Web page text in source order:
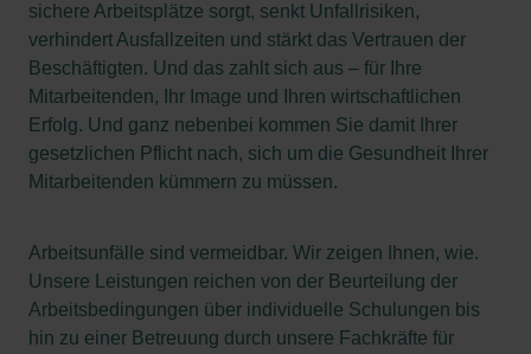
sichere Arbeitsplätze sorgt, senkt Unfallrisiken,
verhindert Ausfallzeiten und stärkt das Vertrauen der
Beschäftigten. Und das zahlt sich aus – für Ihre
Mitarbeitenden, Ihr Image und Ihren wirtschaftlichen
Erfolg. Und ganz nebenbei kommen Sie damit Ihrer
gesetzlichen Pflicht nach, sich um die Gesundheit Ihrer
Mitarbeitenden kümmern zu müssen.
Arbeitsunfälle sind vermeidbar. Wir zeigen Ihnen, wie.
Unsere Leistungen reichen von der Beurteilung der
Arbeitsbedingungen über individuelle Schulungen bis
hin zu einer Betreuung durch unsere Fachkräfte für